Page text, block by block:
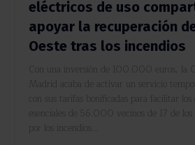
eléctricos de uso
apoyar la recuperación
Oeste tras los incendios
Con una inversión de 100.000 euros, la
Madrid acaba de activar un servicio
con sus tarifas bonificadas para facilitar los
esenciales de 56.000 vecinos de 17 de los
por los incendios...